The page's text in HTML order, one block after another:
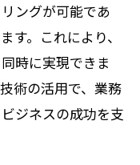
ングが可能であ
す。これにより、
時に実現できま
術の活用で、業務
ジネスの成功を支